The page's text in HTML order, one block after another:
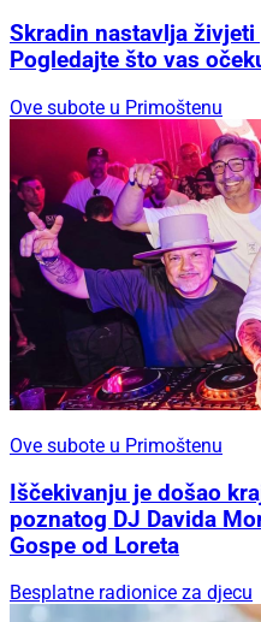
Skradin nastavlja
Pogledajte što vas
Ove subote u Primoštenu
Ove subote u Primoštenu
Iščekivanju je došao
poznatog DJ Davida
Gospe od Loreta
Besplatne radionice za djecu